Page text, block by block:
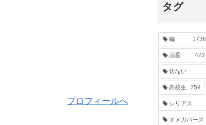
プロフィールへ
タグ
編 1736
溺愛 422
切ない
高校生 259
シリアス
オメガバース